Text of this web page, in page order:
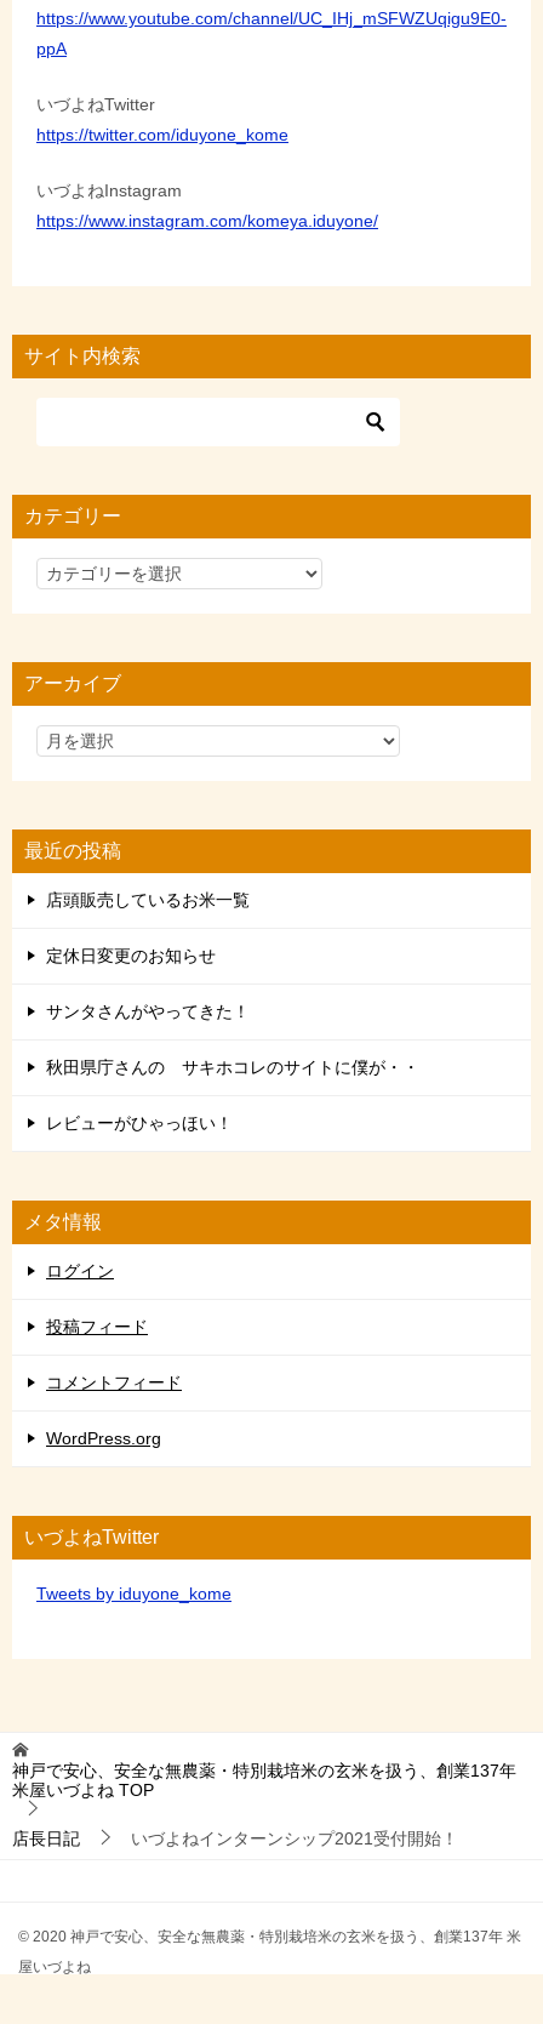
https://www.youtube.com/channel/UC_IHj_mSFWZUqigu9E0-
ppA
いづよねTwitter
https://twitter.com/iduyone_kome
いづよねInstagram
https://www.instagram.com/komeya.iduyone/
サイト内検索
カテゴリー
カ
リ
アーカイブ
最近の投稿
店頭販売しているお米一覧
定休日変更のお知らせ
サンタさんがやってきた！
秋田県庁さんの サキホコレのサイトに僕が・・
レビューがひゃっほい！
メタ情報
ログイン
投稿フィード
コメントフィード
WordPress.org
いづよねTwitter
Tweets by iduyone_kome
神戸で安心、安全な無農薬・特別栽培米の玄米を扱う、創業137年
米屋いづよね TOP
店長日記 いづよねインターンシップ2021受付開始！
© 2020 神戸で安心、安全な無農薬・特別栽培米の玄米を扱う、創業137年 米
屋いづよね